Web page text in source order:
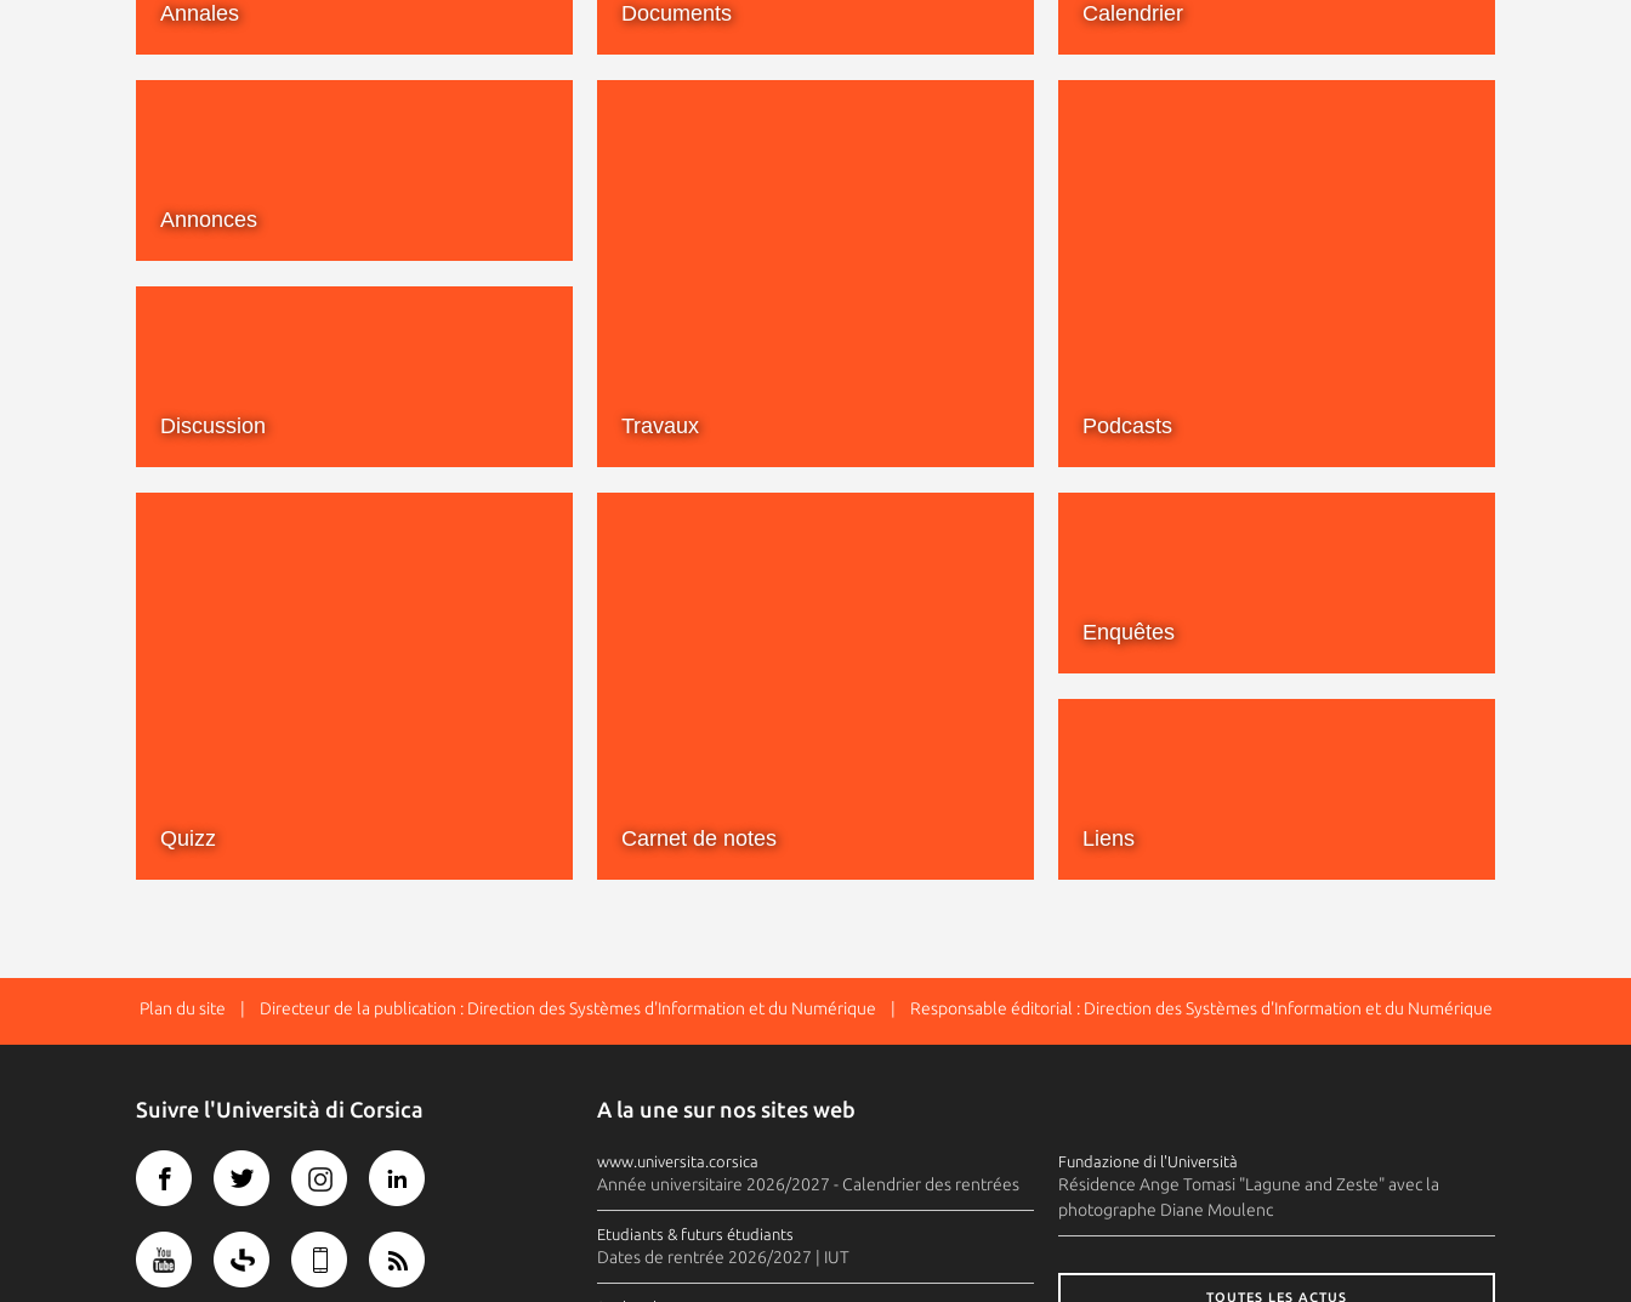
Annales Documents Calendrier
Annonces
Discussion Travaux Podcasts
Quizz Carnet de notes
Enquêtes
Liens
Plan du site | Directeur de la publication : Direction des Systèmes d'Information et du Numérique | Responsable éditorial : Direction des Systèmes d'Information et du Numérique
Suivre l'Università di Corsica A la une sur nos sites web
www.universita.corsica
Année universitaire 2026/2027 - Calendrier des rentrées
Etudiants & futurs étudiants
Dates de rentrée 2026/2027 | IUT
Fundazione di l'Università
Résidence Ange Tomasi "Lagune and Zeste" avec la
photographe Diane Moulenc
TOUTES LES ACTUS